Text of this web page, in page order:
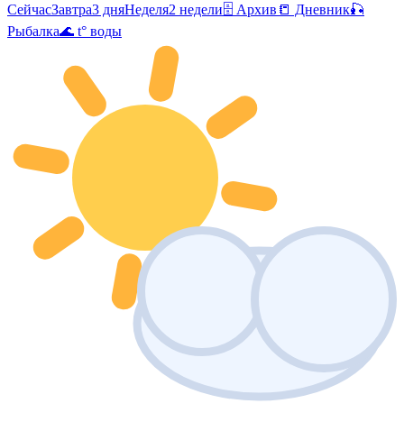
СейчасЗавтра3 дняНеделя2 недели🗄 Архив 📒 Дневник🎣
Рыбалка🌊 t° воды